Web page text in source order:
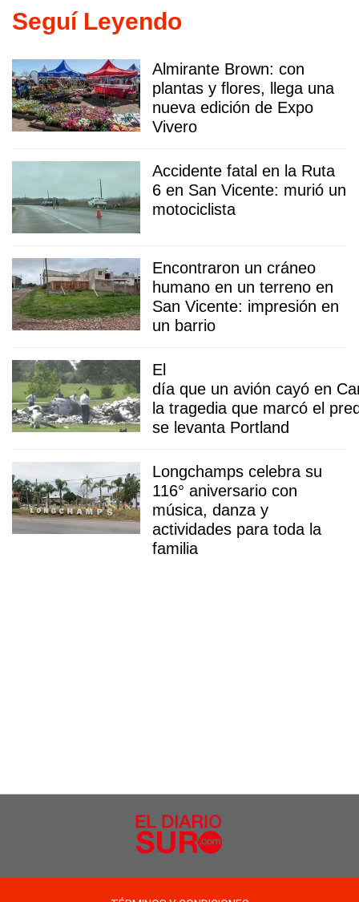
Seguí Leyendo
Almirante Brown: con
plantas y flores, llega una
nueva edición de Expo
Vivero
Accidente fatal en la Ruta
6 en San Vicente: murió un
motociclista
Encontraron un cráneo
humano en un terreno en
San Vicente: impresión en
un barrio
El
día que un avión cayó en
la tragedia que marcó el
se levanta Portland
Longchamps celebra su
116° aniversario con
música, danza y
actividades para toda la
familia